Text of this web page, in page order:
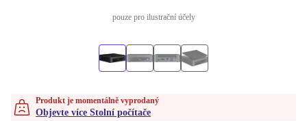
pouze pro ilustrační účely
Produkt je momentálně vyprodaný
Objevte více Stolní počítače